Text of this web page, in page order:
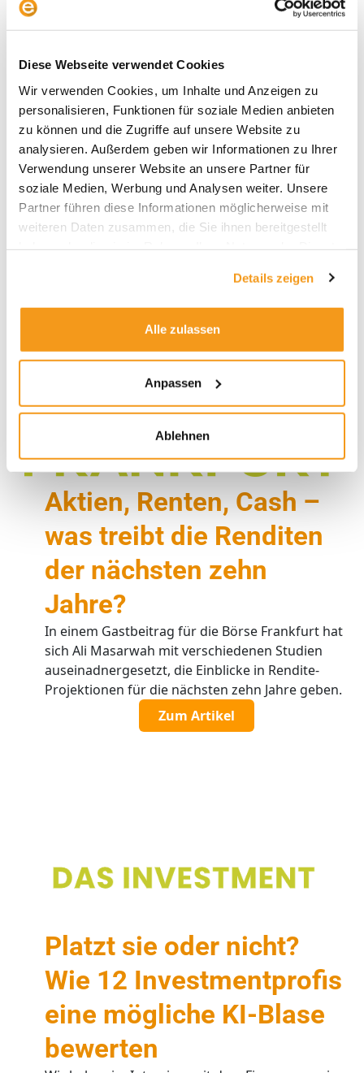
Diese Webseite verwendet Cookies
Wir verwenden Cookies, um Inhalte und Anzeigen zu
personalisieren, Funktionen für soziale Medien anbieten
zu können und die Zugriffe auf unsere Website zu
analysieren. Außerdem geben wir Informationen zu Ihrer
Verwendung unserer Website an unsere Partner für
soziale Medien, Werbung und Analysen weiter. Unsere
Partner führen diese Informationen möglicherweise mit
weiteren Daten zusammen, die Sie ihnen bereitgestellt
Details zeigen
Alle zulassen
Anpassen
Ablehnen
Neue ETF für das
Wunderportfolio
envestor berechnet seit nunmehr über fünf
Jahren das „FAS Wunderportfolio“ für die
Frankfurter Allgemeine Sonntagszeitung.
Gemeinsam mit der Redaktion der FAS haben wir
über allfällige Änderungen im bisher aus zwei
ETFs bestehenden Portfolio diskutiert, die im
Beitrag (Paywall) näher erläutert werden.
Aktien, Renten, Cash –
was treibt die Renditen
der nächsten zehn
Jahre?
In einem Gastbeitrag für die Börse Frankfurt hat
sich Ali Masarwah mit verschiedenen Studien
auseinadnergesetzt, die Einblicke in Rendite-
Projektionen für die nächsten zehn Jahre geben.
Zum Artikel
Platzt sie oder nicht?
Wie 12 Investmentprofis
eine mögliche KI-Blase
bewerten